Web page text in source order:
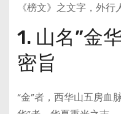
《榜文》之文字，外行
1. 山名”金
密旨
“金”者，西华山五房血